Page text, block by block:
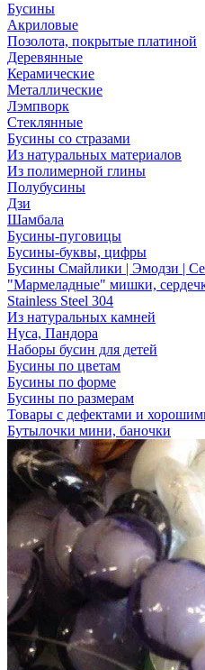
Бусины
Акриловые
Позолота, покрытые платиной
Деревянные
Керамические
Металлические
Лэмпворк
Стеклянные
Бусины со стразами
Из натуральных материалов
Из полимерной глины
Полубусины
Дзи
Шамбала
Бусины-пуговицы
Бусины-буквы, цифры
Бусины Смайлики | Эмодзи |
"Мармеладные" мишки,
Stainless Steel 304
Из натуральных камней
Нуса, Пандора
Наборы бусин для детей
Бусины по цветам
Бусины по форме
Бусины по размерам
Товары с дефектами и
Бутылочки мини, баночки